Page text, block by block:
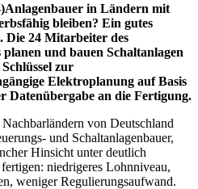
in Ländern mit
bleiben? Ein gutes
Die 24 Mitarbeiter des
und bauen Schaltanlagen
zur
Elektroplanung auf Basis
Datenübergabe an die Fertigung.
von Deutschland
und Schaltanlagenbauer,
Hinsicht unter deutlich
niedrigeres Lohnniveau,
weniger Regulierungsaufwand.